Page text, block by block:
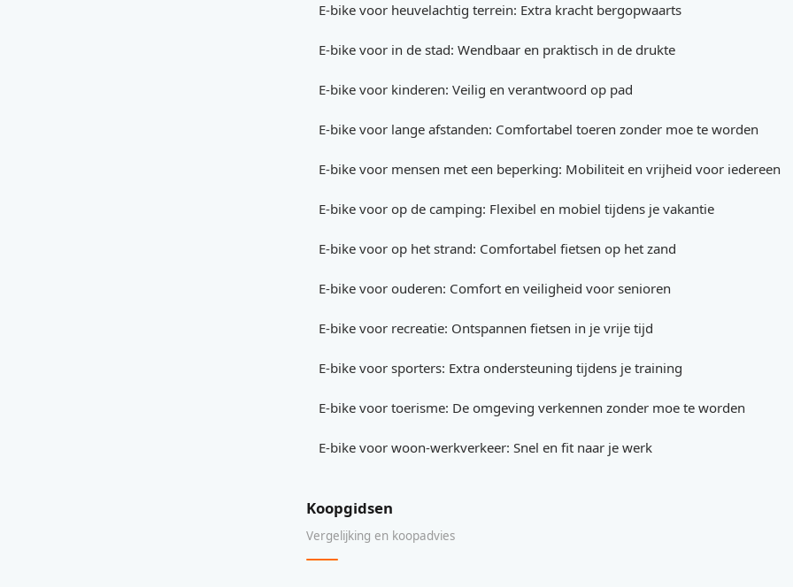
E-bike voor heuvelachtig terrein: Extra kracht bergopwaarts
E-bike voor in de stad: Wendbaar en praktisch in de drukte
E-bike voor kinderen: Veilig en verantwoord op pad
E-bike voor lange afstanden: Comfortabel toeren zonder moe te worden
E-bike voor mensen met een beperking: Mobiliteit en vrijheid voor iedereen
E-bike voor op de camping: Flexibel en mobiel tijdens je vakantie
E-bike voor op het strand: Comfortabel fietsen op het zand
E-bike voor ouderen: Comfort en veiligheid voor senioren
E-bike voor recreatie: Ontspannen fietsen in je vrije tijd
E-bike voor sporters: Extra ondersteuning tijdens je training
E-bike voor toerisme: De omgeving verkennen zonder moe te worden
E-bike voor woon-werkverkeer: Snel en fit naar je werk
Koopgidsen
Vergelijking en koopadvies